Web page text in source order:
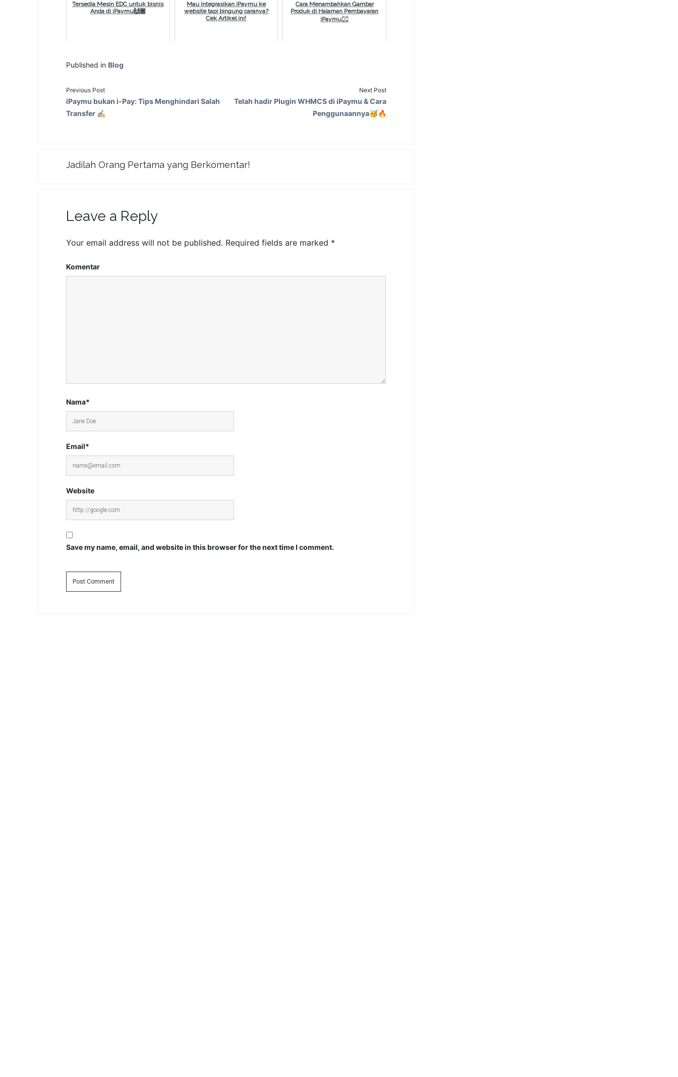
Tersedia Mesin EDC untuk bisnis
Anda di iPaymu🙌🏼
Mau integrasikan iPaymu ke
website tapi bingung caranya?
Cek Artikel ini!
Cara Menambahkan Gambar
Produk di Halaman Pembayaran
iPaymu👇🏼
Published in Blog
Previous Post
iPaymu bukan i-Pay: Tips Menghindari Salah
Transfer ✍🏼
Next Post
Telah hadir Plugin WHMCS di iPaymu & Cara
Penggunaannya🥳🔥
Jadilah Orang Pertama yang Berkomentar!
Leave a Reply
Your email address will not be published. Required fields are marked *
Komentar
Nama*
Email*
Website
Save my name, email, and website in this browser for the next time I comment.